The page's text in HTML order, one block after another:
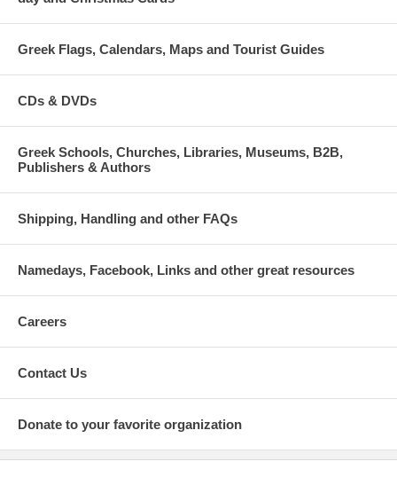
Greek Flags, Calendars, Maps and Tourist Guides
CDs & DVDs
Greek Schools, Churches, Libraries, Museums, B2B,
Publishers & Authors
Shipping, Handling and other FAQs
Namedays, Facebook, Links and other great resources
Careers
Contact Us
Donate to your favorite organization